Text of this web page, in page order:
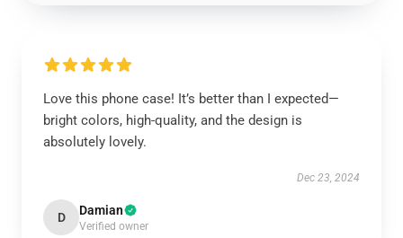
Love this phone case! It’s better than I expected—
bright colors, high-quality, and the design is
absolutely lovely.
Dec 23, 2024
D Damian
Verified owner